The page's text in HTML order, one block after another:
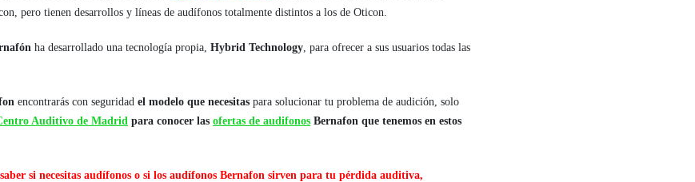
pero tienen desarrollos y líneas de audífonos totalmente distintos a los de Oticon.
ha desarrollado una tecnología propia, Hybrid Technology, para ofrecer a sus usuarios todas las
encontrarás con seguridad el modelo que necesitas para solucionar tu problema de audición, solo
Auditivo de Madrid para conocer las ofertas de audifonos Bernafon que tenemos en estos
saber si necesitas audífonos o si los audífonos Bernafon sirven para tu pérdida auditiva,